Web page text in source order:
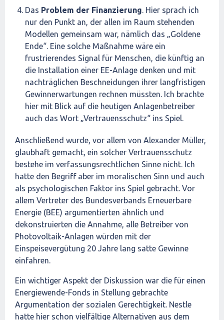
Das Problem der Finanzierung . Hier sprach ich
nur den Punkt an, der allen im Raum stehenden
Modellen gemeinsam war, nämlich das „Goldene
Ende“. Eine solche Maßnahme wäre ein
frustrierendes Signal für Menschen, die künftig an
die Installation einer EE-Anlage denken und mit
nachträglichen Beschneidungen ihrer langfristigen
Gewinnerwartungen rechnen müssten. Ich brachte
hier mit Blick auf die heutigen Anlagenbetreiber
auch das Wort „Vertrauensschutz“ ins Spiel.
Anschließend wurde, vor allem von Alexander Müller,
glaubhaft gemacht, ein solcher Vertrauensschutz
bestehe im verfassungsrechtlichen Sinne nicht. Ich
hatte den Begriff aber im moralischen Sinn und auch
als psychologischen Faktor ins Spiel gebracht. Vor
allem Vertreter des Bundesverbands Erneuerbare
Energie (BEE) argumentierten ähnlich und
dekonstruierten die Annahme, alle Betreiber von
Photovoltaik-Anlagen würden mit der
Einspeisevergütung 20 Jahre lang satte Gewinne
einfahren.
Ein wichtiger Aspekt der Diskussion war die für einen
Energiewende-Fonds in Stellung gebrachte
Argumentation der sozialen Gerechtigkeit. Nestle
hatte hier schon vielfältige Alternativen aus dem